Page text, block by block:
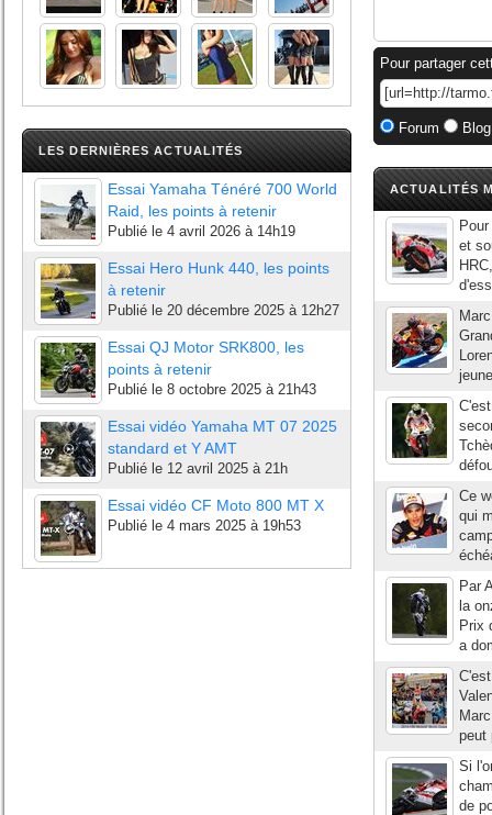
LES DERNIÈRES ACTUALITÉS
Essai Yamaha Ténéré 700 World
Raid, les points à retenir
Publié le 4 avril 2026 à 14h19
Essai Hero Hunk 440, les points
à retenir
Publié le 20 décembre 2025 à 12h27
Essai QJ Motor SRK800, les
points à retenir
Publié le 8 octobre 2025 à 21h43
Essai vidéo Yamaha MT 07 2025
standard et Y AMT
Publié le 12 avril 2025 à 21h
Essai vidéo CF Moto 800 MT X
Publié le 4 mars 2025 à 19h53
Pour partager
Forum
ACTUALITÉS
et
Ce
qui
Par
la
Prix
a
peut
Si
de